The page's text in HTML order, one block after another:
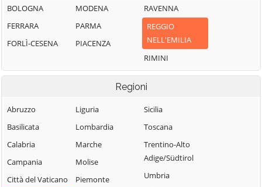
Casina
Vezzano sul
Crostolo
Viano
Villa Minozzo
BOLOGNA
FERRARA
FORLÌ-CESENA
MODENA
PARMA
PIACENZA
RAVENNA
REGGIO
NELL'EMILIA
RIMINI
Regioni
Abruzzo
Basilicata
Calabria
Campania
Città del Vaticano
Liguria
Lombardia
Marche
Molise
Piemonte
Sicilia
Toscana
Trentino-Alto
Adige/Südtirol
Umbria